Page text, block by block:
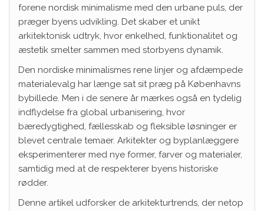
forene nordisk minimalisme med den urbane puls, der
præger byens udvikling. Det skaber et unikt
arkitektonisk udtryk, hvor enkelhed, funktionalitet og
æstetik smelter sammen med storbyens dynamik.
Den nordiske minimalismes rene linjer og afdæmpede
materialevalg har længe sat sit præg på Københavns
bybillede. Men i de senere år mærkes også en tydelig
indflydelse fra global urbanisering, hvor
bæredygtighed, fællesskab og fleksible løsninger er
blevet centrale temaer. Arkitekter og byplanlæggere
eksperimenterer med nye former, farver og materialer,
samtidig med at de respekterer byens historiske
rødder.
Denne artikel udforsker de arkitekturtrends, der netop